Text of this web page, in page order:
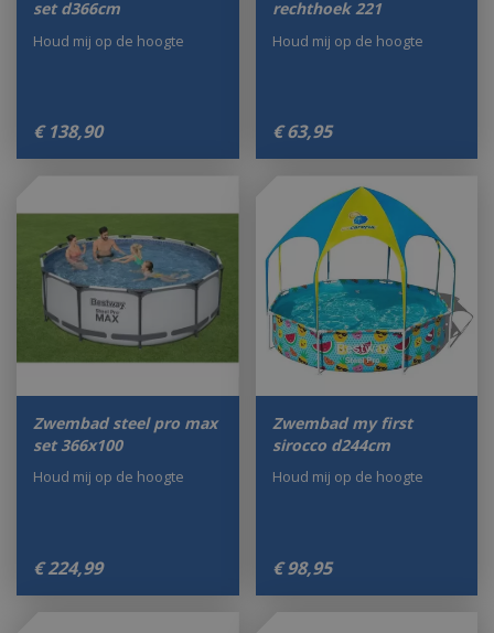
set d366cm
€ 138,90
Houd mij op de hoogte
rechthoek 221
€ 63,95
Houd mij op de hoogte
Zwembad steel pro max
set 366x100
€224,99
Houd mij op de hoogte
Zwembad my first
sirocco d244cm
€ 98,95
Houd mij op de hoogte